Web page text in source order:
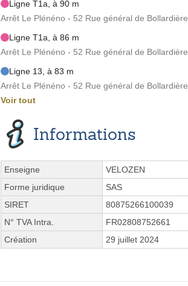
Ligne T1a, à 90 m
Arrêt Le Plénéno - 52 Rue général de Bollardière
Ligne T1a, à 86 m
Arrêt Le Plénéno - 52 Rue général de Bollardière
Ligne 13, à 83 m
Arrêt Le Plénéno - 52 Rue général de Bollardière
Voir tout
Informations
Enseigne
VELOZEN
Forme juridique
SAS
SIRET
80875266100039
N° TVA Intra.
FR02808752661
Création
29 juillet 2024